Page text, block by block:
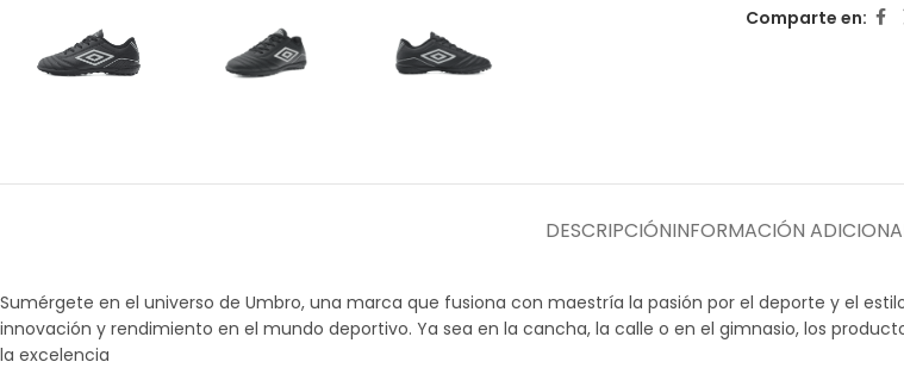
Comparte en:
DESCRIPCIÓNINFORMACIÓN
Sumérgete en el universo de Umbro, una marca que fusiona con maestría la pasión por el deporte y el
innovación y rendimiento en el mundo deportivo. Ya sea en la cancha, la calle o en el gimnasio, los
la excelencia